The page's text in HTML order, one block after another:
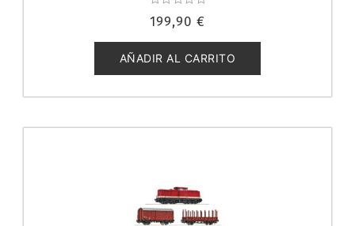
con
de
5
199,90 €
AÑADIR AL CARRITO